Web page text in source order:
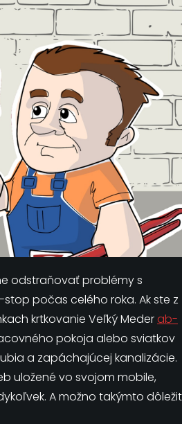
odstraňovať problémy s
počas celého roka. Ak ste z
krtkovanie Veľký Mederab-
pokoja alebo sviatkov
a zapáchajúcej kanalizácie.
uložené vo svojom mobile,
A možno takýmto